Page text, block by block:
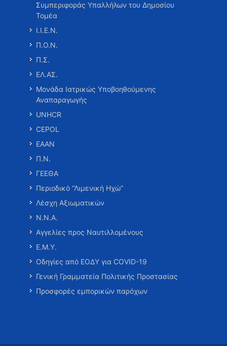
Συμπεριφοράς Υπαλλήλων του Δημοσίου
Τομέα
Ι.Ι.Ε.Ν.
Π.Ο.Ν.
Π.Σ.
ΕΛ.ΑΣ.
Μονάδα Ιατρικώς Υποβοηθούμενης
Αναπαραγωγής
UNHCR
CEPOL
ΕΑΑΝ
Π.Ν.
ΓΕΕΘΑ
Περιοδικό “Λιμενική Ηχώ”
Λέσχη Αξιωματικών
Ν.Ν.Α.
Αγγελίες προς Ναυτιλλομένους
Ε.Μ.Υ.
Οδηγίες από ΕΟΔΥ για COVID-19
Γενική Γραμματεία Πολιτικής Προστασίας
Προσφορές εμπορικών παρόχων